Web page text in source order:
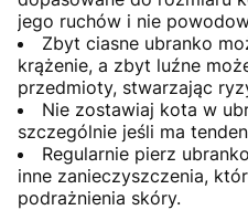
jego ruchów i nie
Zbyt ciasne ubranko
krążenie, a zbyt luźne
przedmioty, stwarzając
Nie zostawiaj kota w
szczególnie jeśli ma
Regularnie pierz
inne zanieczyszczenia,
podrażnienia skóry.